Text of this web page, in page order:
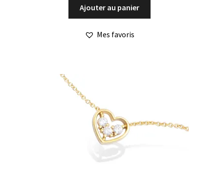
Ajouter au panier
Mes favoris